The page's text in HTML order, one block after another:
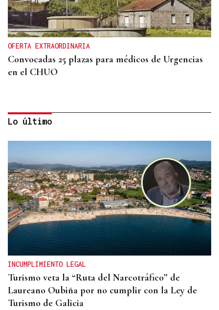
OFERTA EXTRAORDINARIA
Convocadas 25 plazas para médicos de Urgencias
en el CHUO
RESOLUCIÓN DEL TRIBUNAL
El Concello de Ourense, sitiado tras caer la
adjudicación del autobús
Lo último
INCUMPLIMIENTO LEGAL
Turismo veta la “Ruta del Narcotráfico” de
Laureano Oubiña por no cumplir con la Ley de
Turismo de Galicia